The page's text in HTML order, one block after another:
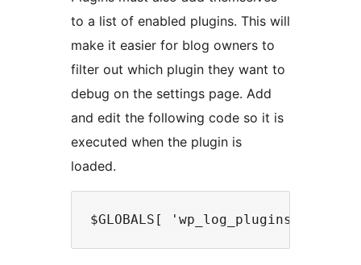
to a list of enabled plugins. This will
make it easier for blog owners to
filter out which plugin they want to
debug on the settings page. Add
and edit the following code so it is
executed when the plugin is
loaded.